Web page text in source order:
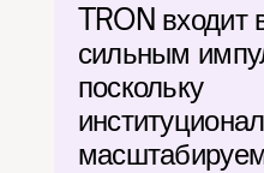
TRON входит
сильным
поскольку